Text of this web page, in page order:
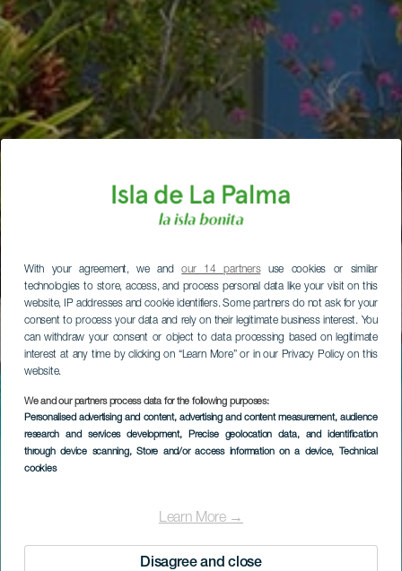
With your agreement, we andour 14 partnersuse cookies or similar
technologies to store, access, and process personal data like your visit on this
website, IP addresses and cookie identifiers. Some partners do not ask for your
consent to process your data and rely on their legitimate business interest. You
can withdraw your consent or object to data processing based on legitimate
interest at any time by clicking on “Learn More” or in our Privacy Policy on this
website.
We and our partners process data for the following purposes:
Personalised advertising and content, advertising and content measurement, audience
research and services development, Precise geolocation data, and identification
through device scanning, Store and/or access information on a device, Technical
cookies
Learn More →
Disagree and close